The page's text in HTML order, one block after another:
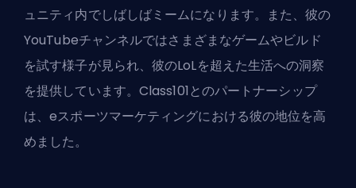
ュニティ内でしばしばミームになります。また、彼の
YouTubeチャンネルではさまざまなゲームやビルド
を試す様子が見られ、彼のLoLを超えた生活への洞察
を提供しています。Class101とのパートナーシップ
は、eスポーツマーケティングにおける彼の地位を高
めました。